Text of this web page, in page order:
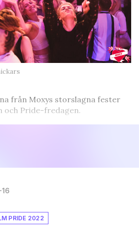
från Moxys storslagna fester
och Pride-fredagen.
PRIDE 2022